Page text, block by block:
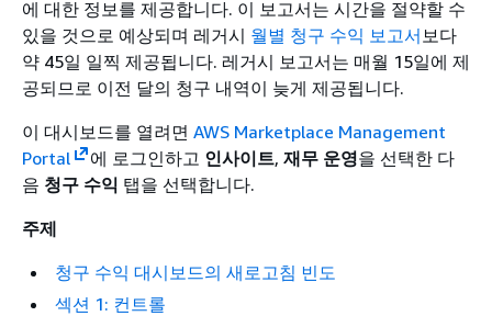
에 대한 정보를 제공합니다. 이 보고서는 시간을 절약할 수
있을 것으로 예상되며 레거시 월별 청구 수익 보고서보다
약 45일 일찍 제공됩니다. 레거시 보고서는 매월 15일에 제
공되므로 이전 달의 청구 내역이 늦게 제공됩니다.
이 대시보드를 열려면 AWS Marketplace Management
Portal
에 로그인하고 인사이트, 재무 운영을 선택한 다
음 청구 수익 탭을 선택합니다.
주제
청구 수익 대시보드의 새로고침 빈도
섹션 1: 컨트롤